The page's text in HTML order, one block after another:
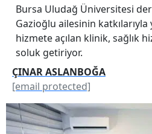
Bursa Uludağ Üniversitesi
Gazioğlu ailesinin
hizmete açılan klinik, sağlık
soluk getiriyor.
ÇINAR ASLANBOĞA
[email protected]